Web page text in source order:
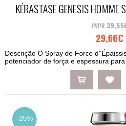
KÉRASTASE GENESIS HOMME
D'ÉPAISSEUR
29,66€
Descrição O Spray de Force
potenciador de força e espessura para
-25%